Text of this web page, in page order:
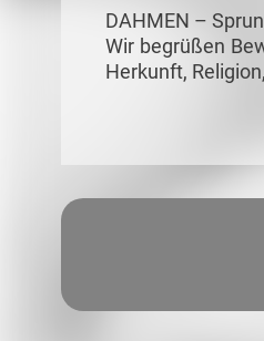
DAHMEN –
Wir begrüßen
Herkunft,